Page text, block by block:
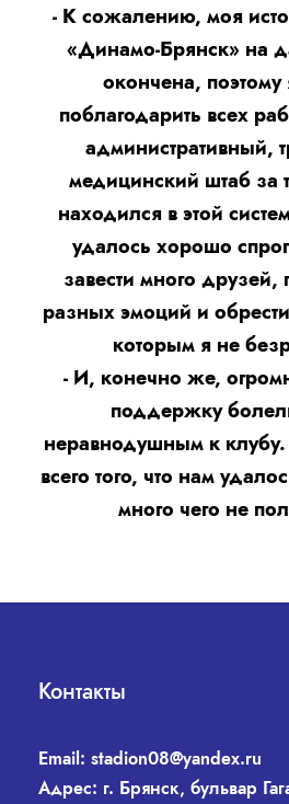
- К сожалению, моя
«Динамо-Брянск» на
окончена, поэтому
поблагодарить всех
административный,
медицинский штаб за
находился в этой
удалось хорошо
завести много друзей,
разных эмоций и
которым я не
- И, конечно же,
поддержку
неравнодушным к
всего того, что нам
много чего не
Контакты
Email: stadion08@yandex.ru
Адрес: г. Брянск, бульвар